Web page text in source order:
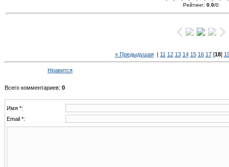
Рейтинг: 0.0/0
« Предыдущая| 11 12 13 14 15 16 17[18]
Нравится
Всего комментариев: 0
Имя *:
Email *: